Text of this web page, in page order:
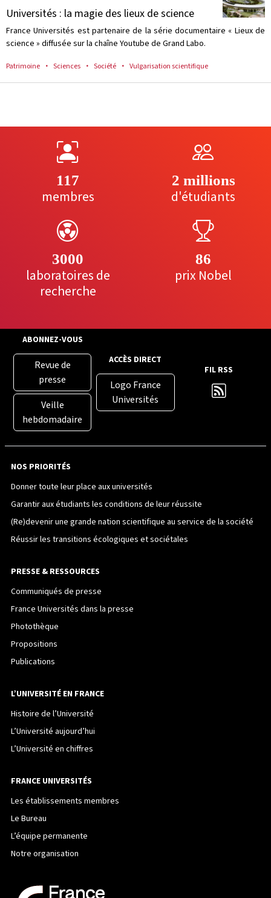
Universités : la magie des lieux de science
France Universités est partenaire de la série documentaire « Lieux de
science » diffusée sur la chaîne Youtube de Grand Labo.
Patrimoine Sciences Société Vulgarisation scientifique
117
membres
2 millions
d'étudiants
3000
laboratoires de
recherche
86
prix Nobel
ABONNEZ-VOUS
Revue de
presse
Veille
hebdomadaire
ACCÈS DIRECT
Logo France
Universités
FIL RSS
NOS PRIORITÉS
Donner toute leur place aux universités
Garantir aux étudiants les conditions de leur réussite
(Re)devenir une grande nation scientifique au service de la société
Réussir les transitions écologiques et sociétales
PRESSE & RESSOURCES
Communiqués de presse
France Universités dans la presse
Photothèque
Propositions
Publications
L’UNIVERSITÉ EN FRANCE
Histoire de l’Université
L’Université aujourd’hui
L’Université en chiffres
FRANCE UNIVERSITÉS
Les établissements membres
Le Bureau
L’équipe permanente
Notre organisation